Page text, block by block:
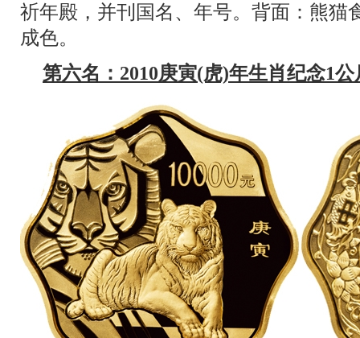
祈年殿，并刊国名、年号。背面：熊猫
成色。
第六名：2010庚寅(虎)年生肖纪念1